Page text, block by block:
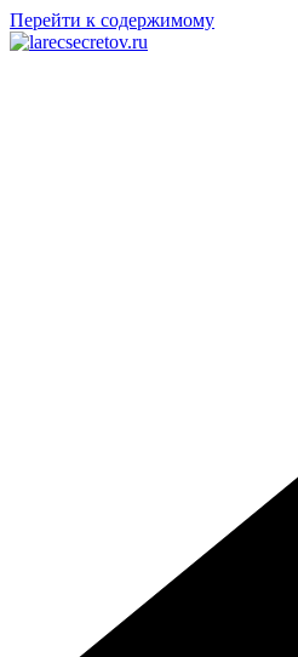
Перейти к содержимому